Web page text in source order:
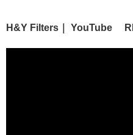
H&Y Filters｜ YouTube